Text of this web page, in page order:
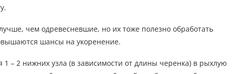
чем одревесневшие, но их тоже полезно обработать
шансы на укоренение.
1 – 2 нижних узла (в зависимости от длины черенка) в рыхлую